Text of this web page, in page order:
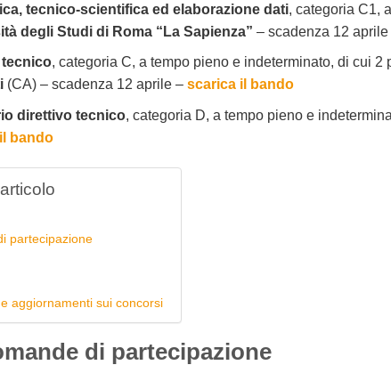
tecnico-scientifica ed elaborazione dati, categoria C1,
degli Studi di Roma “La Sapienza” – scadenza 12 aprile
, categoria C, a tempo pieno e indeterminato, di cui 2
(CA) – scadenza 12 aprile – scarica il bando
direttivo tecnico, categoria D, a tempo pieno e
bando
partecipazione
aggiornamenti sui concorsi
di partecipazione